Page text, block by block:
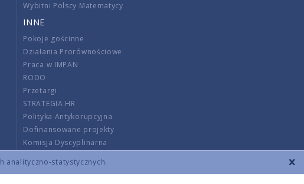
analityczno-statystycznych.
Wybitni Polscy Matematycy
INNE
Pokoje gościnne
Działania Prorównościowe
Praca w IMPAN
RODO
Przetargi
STRATEGIA HR
Polityka Antykorupcyjna
Dofinansowane projekty
Komisja Dyscyplinarna
Wnoszenie opłat